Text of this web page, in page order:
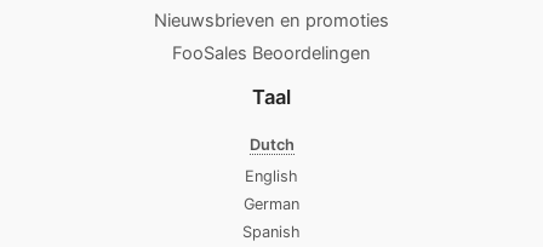
Nieuwsbrieven en promoties
FooSales Beoordelingen
Taal
Dutch
English
German
Spanish